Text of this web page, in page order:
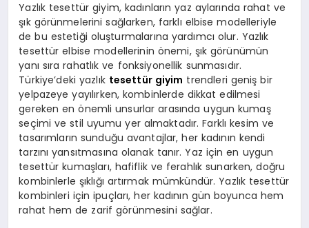
Yazlık tesettür giyim, kadınların yaz aylarında rahat ve
şık görünmelerini sağlarken, farklı elbise modelleriyle
de bu estetiği oluşturmalarına yardımcı olur. Yazlık
tesettür elbise modellerinin önemi, şık görünümün
yanı sıra rahatlık ve fonksiyonellik sunmasıdır.
Türkiye’deki yazlık tesettür giyim trendleri geniş bir
yelpazeye yayılırken, kombinlerde dikkat edilmesi
gereken en önemli unsurlar arasında uygun kumaş
seçimi ve stil uyumu yer almaktadır. Farklı kesim ve
tasarımların sunduğu avantajlar, her kadının kendi
tarzını yansıtmasına olanak tanır. Yaz için en uygun
tesettür kumaşları, hafiflik ve ferahlık sunarken, doğru
kombinlerle şıklığı artırmak mümkündür. Yazlık tesettür
kombinleri için ipuçları, her kadının gün boyunca hem
rahat hem de zarif görünmesini sağlar.